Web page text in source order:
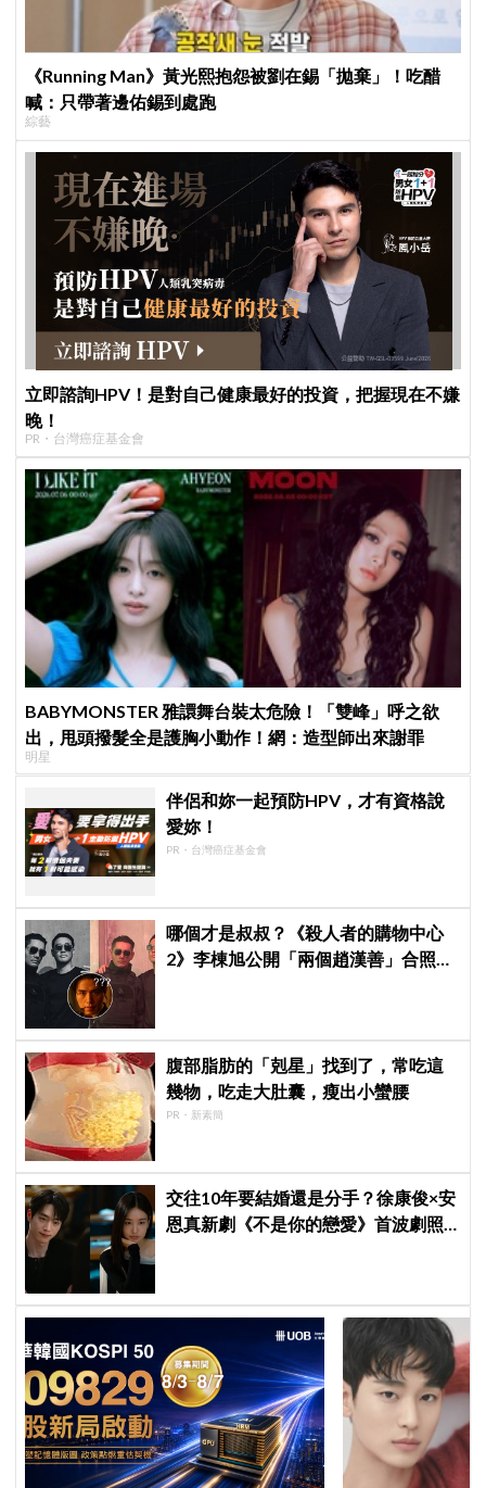
《Running Man》黃光熙抱怨被劉在錫「拋棄」！吃醋
喊：只帶著邊佑錫到處跑
綜藝
立即諮詢HPV！是對自己健康最好的投資，把握現在不嫌
晚！
PR・台灣癌症基金會
BABYMONSTER 雅譞舞台裝太危險！「雙峰」呼之欲
出，甩頭撥髮全是護胸小動作！網：造型師出來謝罪
明星
伴侶和妳一起預防HPV，才有資格說
愛妳！
PR・台灣癌症基金會
哪個才是叔叔？《殺人者的購物中心
2》李棟旭公開「兩個趙漢善」合照，
腹部脂肪的「剋星」找到了，常吃這
幾物，吃走大肚囊，瘦出小蠻腰
PR・新素簡
交往10年要結婚還是分手？徐康俊×安
恩真新劇《不是你的戀愛》首波劇照